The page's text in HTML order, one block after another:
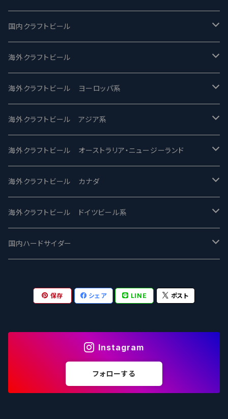
国内クラフトビール
UCHU BREWING -うちゅうブルーイング
バテレ -VERTERE
2nd Story Ale Works -セカンドストーリー
ビアへるん - Beer Hearn
忽布古丹醸造 - HOP KOTAN
ワイマーケットブルーイング Y.Market Brewing
志賀高原ビール - SIGAKOGEN
箕面ビール - MINOH BEER
サンクトガーレン - Sankt Gallen
ウェストコーストブルーイング -WCB
海外クラフトビール
Modern Times モダンタイムズ
Maui マウイ
Toppling Goliath トップリンゴライアス
Fair State フェアステイト
Lagunitas ラグニタス
FirestoneWalker ファイアストーン
Mikkeller ミッケラー
Hop Nation ホップネーション
Brewski ブリュースキー
海外クラフトビール ヨーロッパ系
UnBarred -アンバード
SAIREN /サイレン
ワイルドチャイルド - Wilde Child
BrewDog Brewery - ブリュードッグ
The Flying Inn / ザ フライイング イン
Lambiek Fabriek - ファブリーク
Marble / マーブル
Buxton - バクストン
海外クラフトビール アジア系
gweilo-鬼佬 グウァイロ
Heart Of Darkness - ハートオブダークネス
Carbon brews -カーボン
TAIHU - タイフー
Behemoth - ベヒーモス
海外クラフトビール オーストラリア・ニュージーランド
ROCKY RIDGE - ロッキーリッジ
BODRIGGY BREWING ボッドリッジー
CO-CONSPIRATORS コ・コンスピレーターズ
Deep Creek Brewing Co.
8 Wired エイトワイアード
Isthmus イスムス
海外クラフトビール カナダ
Jackie O's ジャッキーオーズ
Westbrook ウェストブルック
Strathcona ストラスコナ
ODIN BREWING オディン
Electric Bicycle エレクトリックバイシクル
海外クラフトビール ドイツビール系
Karmeliten カーメリテン
Früh フリュー
Plank プランク
Tucher トゥーハー
国内ハードサイダー
保存 シェア LINE ポスト
Instagram
フォローする